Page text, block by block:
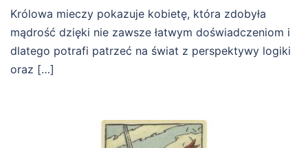
Królowa mieczy pokazuje kobietę, która zdobyła
mądrość dzięki nie zawsze łatwym doświadczeniom i
dlatego potrafi patrzeć na świat z perspektywy logiki
oraz […]